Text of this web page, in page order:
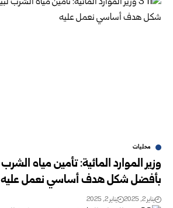
محليات
وزير الموارد المائية: تأمين مياه
بأفضل شكل هدف أساسي نعمل عليه
يناير 2, 2025 يناير 2, 2025